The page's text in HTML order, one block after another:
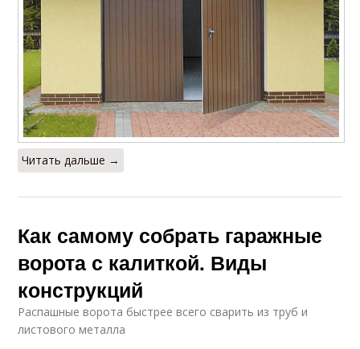
Читать дальше →
Как самому собрать гаражные
ворота с калиткой. Виды
конструкций
Распашные ворота быстрее всего сварить из труб и
листового металла